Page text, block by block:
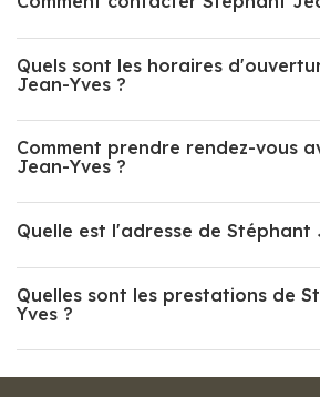
Quels sont les horaires
Jean-Yves ?
Comment prendre rendez-vous
Jean-Yves ?
Quelle est l'adresse de Stéphant
Quelles sont les prestations de
Yves ?